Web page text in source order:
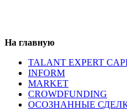
На главную
TALANT EXPERT
INFORM
MARKET
CROWDFUNDING
ОСОЗНАННЫЕ